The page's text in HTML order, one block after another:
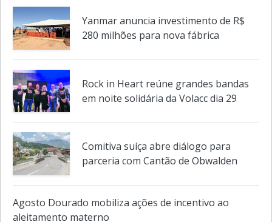
Yanmar anuncia investimento de R$
280 milhões para nova fábrica
Rock in Heart reúne grandes bandas
em noite solidária da Volacc dia 29
Comitiva suíça abre diálogo para
parceria com Cantão de Obwalden
Agosto Dourado mobiliza ações de incentivo ao